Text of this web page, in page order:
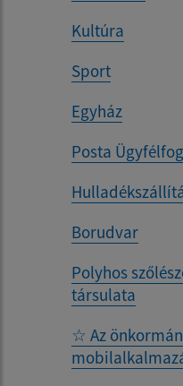
Kultúra
Sport
Egyház
Posta
Borudvar
Polyhos
társulata
☆ Az